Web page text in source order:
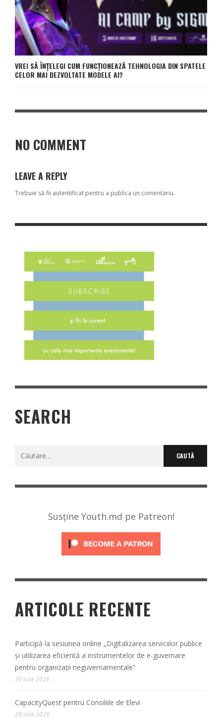
VREI SĂ ÎNȚELEGI CUM FUNCȚIONEAZĂ TEHNOLOGIA DIN SPATELE
CELOR MAI DEZVOLTATE MODELE AI?
NO COMMENT
LEAVE A REPLY
Trebuie să fii autentificat pentru a publica un comentariu.
SEARCH
Caută
Susține Youth.md pe Patreon!
ARTICOLE RECENTE
Participă la sesiunea online „Digitalizarea serviciilor publice
și utilizarea eficientă a instrumentelor de e-guvernare
pentru organizații neguvernamentale”
30 iulie 2026
CapacityQuest pentru Consiliile de Elevi
29 iulie 2026